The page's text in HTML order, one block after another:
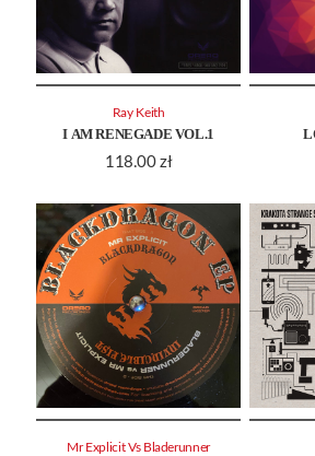
I AM RENEGADE VOL.1
118.00 zł
Ray Keith
Mr Explicit Vs Bladerunner